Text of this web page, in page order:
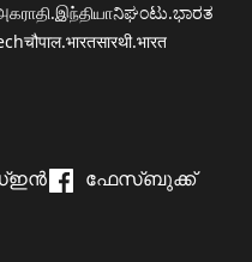
ನಿಘಂಟು.ಭಾರತ
चौपाल.भारतसारथी.भारत
ഫേസ്ബുക്ക്